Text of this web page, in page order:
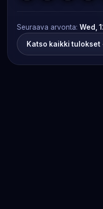
Seuraava arvonta: Wed,
Katso kaikki tulokset